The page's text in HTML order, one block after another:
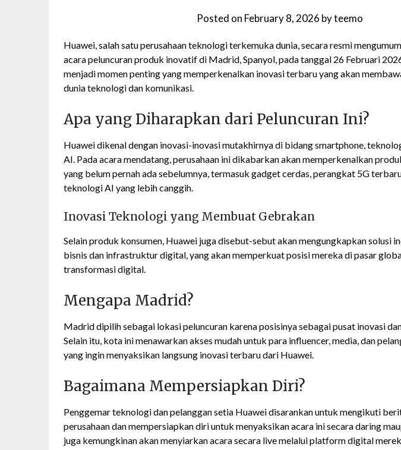
Posted on February 8, 2026 byteemo
Huawei, salah satu perusahaan teknologi terkemuka dunia, secara resmi
acara peluncuran produk inovatif di Madrid, Spanyol, pada tanggal 26 Februari
menjadi momen penting yang memperkenalkan inovasi terbaru yang akan
dunia teknologi dan komunikasi.
Apa yang Diharapkan dari Peluncuran Ini?
Huawei dikenal dengan inovasi-inovasi mutakhirnya di bidang smartphone,
AI. Pada acara mendatang, perusahaan ini dikabarkan akan memperkenalkan
yang belum pernah ada sebelumnya, termasuk gadget cerdas, perangkat 5G
teknologi AI yang lebih canggih.
Inovasi Teknologi yang Membuat Gebrakan
Selain produk konsumen, Huawei juga disebut-sebut akan mengungkapkan solusi
bisnis dan infrastruktur digital, yang akan memperkuat posisi mereka di pasar
transformasi digital.
Mengapa Madrid?
Madrid dipilih sebagai lokasi peluncuran karena posisinya sebagai pusat inovasi
Selain itu, kota ini menawarkan akses mudah untuk para influencer, media, dan
yang ingin menyaksikan langsung inovasi terbaru dari Huawei.
Bagaimana Mempersiapkan Diri?
Penggemar teknologi dan pelanggan setia Huawei disarankan untuk mengikuti
perusahaan dan mempersiapkan diri untuk menyaksikan acara ini secara daring
juga kemungkinan akan menyiarkan acara secara live melalui platform digital